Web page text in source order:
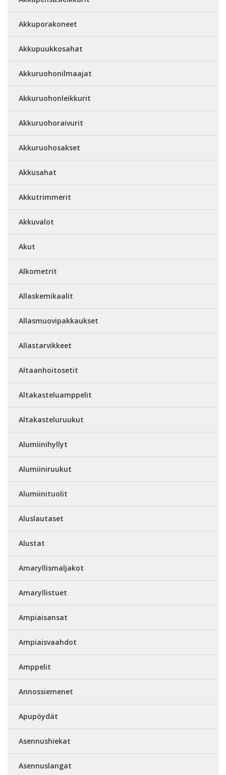
Akkuporakoneet
Akkupuukkosahat
Akkuruohonilmaajat
Akkuruohonleikkurit
Akkuruohoraivurit
Akkuruohosakset
Akkusahat
Akkutrimmerit
Akkuvalot
Akut
Alkometrit
Allaskemikaalit
Allasmuovipakkaukset
Allastarvikkeet
Altaanhoitosetit
Altakasteluamppelit
Altakasteluruukut
Alumiinihyllyt
Alumiiniruukut
Alumiinituolit
Aluslautaset
Alustat
Amaryllismaljakot
Amaryllistuet
Ampiaisansat
Ampiaisvaahdot
Amppelit
Annossiemenet
Apupöydät
Asennushiekat
Asennuslangat